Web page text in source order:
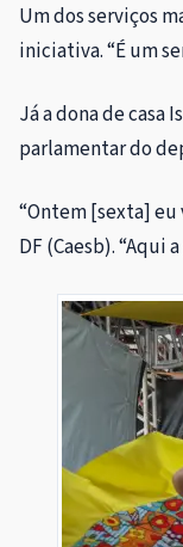
Um dos serviços
iniciativa. “É um
Já a dona de casa
parlamentar do
“Ontem [sexta]
DF (Caesb). “Aqui